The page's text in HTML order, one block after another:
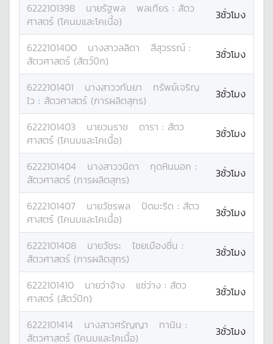
6222101398 นายรัฐพล พลเทียร : สัตว
ศาสตร์ (โคนมและโคเนื้อ)
3ชั่วโมง
6222101400 นางสาวลลิดา สีสุวรรณ์ :
สัตวศาสตร์ (สัตว์ปีก)
3ชั่วโมง
6222101401 นางสาววทันยา
ทรัพย์เจริญ
ไว : สัตวศาสตร์ (การผลิตสุกร) 3ชั่วโมง
6222101403 นายวนราช ดารา : สัตว
ศาสตร์ (โคนมและโคเนื้อ)
3ชั่วโมง
6222101404 นางสาววนิดา กุดหินนอก :
สัตวศาสตร์ (การผลิตสุกร)
3ชั่วโมง
6222101407 นายวัชรพล ปัดมะริด : สัตว
ศาสตร์ (โคนมและโคเนื้อ)
3ชั่วโมง
6222101408 นายวัชระ ไชยเมืองชื่น :
สัตวศาสตร์ (การผลิตสุกร)
3ชั่วโมง
6222101410 นายว่าจ้าง แซ่ว่าง : สัตว
ศาสตร์ (สัตว์ปีก)
3ชั่วโมง
6222101414 นางสาวศรัญญา ทานิน :
สัตวศาสตร์ (โคนมและโคเนื้อ)
3ชั่วโมง